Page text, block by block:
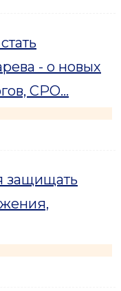
- о новых
СРО...
защищать